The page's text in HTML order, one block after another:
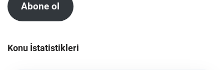
Abone ol
Konu İstatistikleri